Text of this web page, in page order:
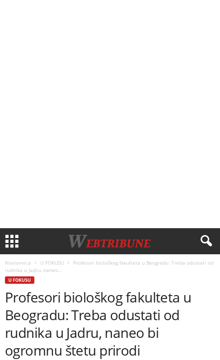
Naslovnica U FOKUSU
Profesori biološkog fakulteta u Beogradu: Treba odustati od
rudnika u Jadru, naneo...
U FOKUSU
Profesori biološkog fakulteta u
Beogradu: Treba odustati od
rudnika u Jadru, naneo bi
ogromnu štetu prirodi